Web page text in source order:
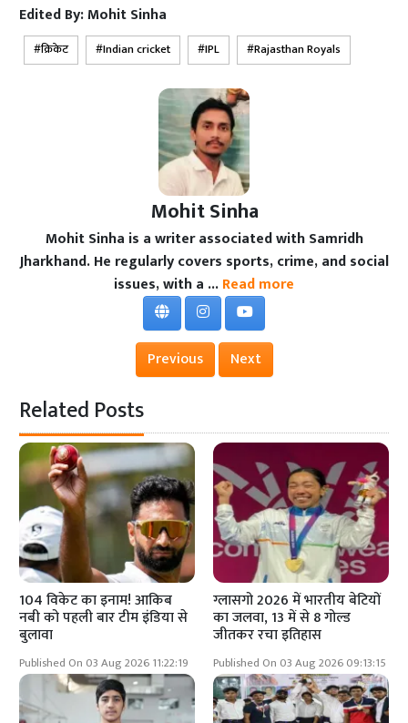
Edited By:Mohit Sinha
क्रिकेट Indian cricket IPL Rajasthan Royals
Mohit Sinha
Mohit Sinha is a writer associated with Samridh
Jharkhand. He regularly covers sports, crime, and social
issues, with a ...Read more
Previous Next
Related Posts
104 विकेट का इनाम! आकिब
नबी को पहली बार टीम इंडिया से
बुलावा
Published On 03 Aug 2026 11:22:19
ग्लासगो 2026 में भारतीय बेटियों
का जलवा, 13 में से 8 गोल्ड
जीतकर रचा इतिहास
Published On 03 Aug 2026 09:13:15